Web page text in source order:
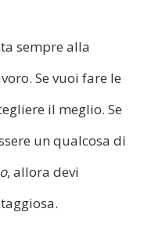
sempre alla
Se vuoi fare le
il meglio. Se
un qualcosa di
, allora devi